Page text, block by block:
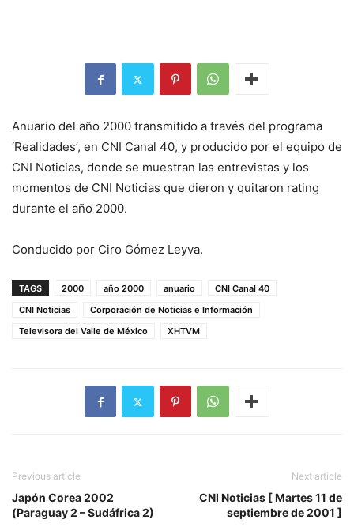
Anuario del año 2000 transmitido a través del programa
‘Realidades’, en CNI Canal 40, y producido por el equipo de
CNI Noticias, donde se muestran las entrevistas y los
momentos de CNI Noticias que dieron y quitaron rating
durante el año 2000.
Conducido por Ciro Gómez Leyva.
TAGS 2000 año 2000 anuario
CNI Canal 40
CNI Noticias
Corporación de Noticias e Información
Televisora del Valle de México
XHTVM
Previous article
Japón Corea 2002
(Paraguay 2 – Sudáfrica 2)
Next article
CNI Noticias [ Martes 11 de
septiembre de 2001 ]